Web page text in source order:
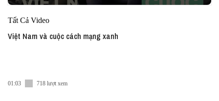
Tất Cả Video
Việt Nam và cuộc cách mạng xanh
01:03 718 lượt xem